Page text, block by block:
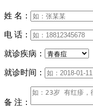
姓 名：
电 话：
就诊疾病：
就诊时间：
备 注：